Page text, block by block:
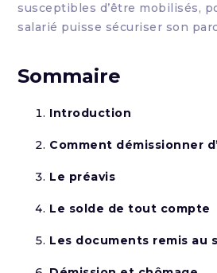
susceptibles d’être mobilisés,
salarié puisse sécuriser son
Sommaire
Introduction
Comment démissionner
Le préavis
Le solde de tout compte
Les documents remis au